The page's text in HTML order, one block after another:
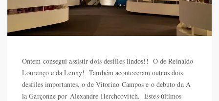
Ontem consegui assistir dois desfiles lindos!! O de Reinaldo
Lourenço e da Lenny! Também aconteceram outros dois
desfiles importantes, o de Vitorino Campos e o debuto da A
la Garçonne por Alexandre Herchcovitch. Estes últimos